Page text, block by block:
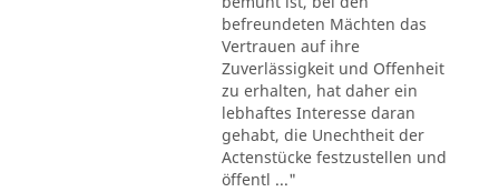
befreundeten Mächten das
Vertrauen auf ihre
Zuverlässigkeit und Offenheit
zu erhalten, hat daher ein
lebhaftes Interesse daran
gehabt, die Unechtheit der
Actenstücke festzustellen und
öffentl ..."